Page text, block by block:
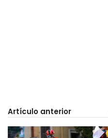
Artículo anterior